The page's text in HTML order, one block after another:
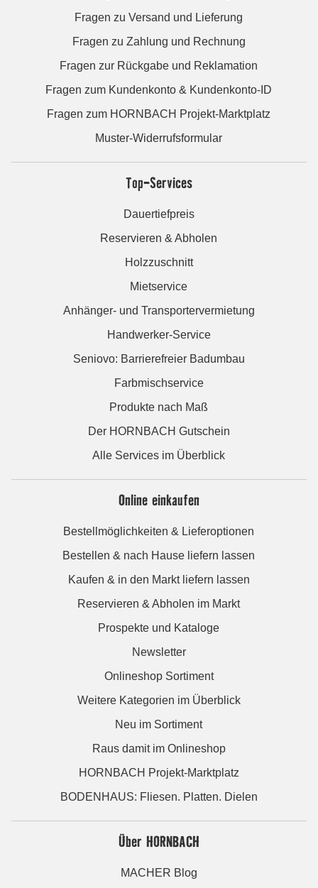
Fragen zu Versand und Lieferung
Fragen zu Zahlung und Rechnung
Fragen zur Rückgabe und Reklamation
Fragen zum Kundenkonto & Kundenkonto-ID
Fragen zum HORNBACH Projekt-Marktplatz
Muster-Widerrufsformular
Top-Services
Dauertiefpreis
Reservieren & Abholen
Holzzuschnitt
Mietservice
Anhänger- und Transportervermietung
Handwerker-Service
Seniovo: Barrierefreier Badumbau
Farbmischservice
Produkte nach Maß
Der HORNBACH Gutschein
Alle Services im Überblick
Online einkaufen
Bestellmöglichkeiten & Lieferoptionen
Bestellen & nach Hause liefern lassen
Kaufen & in den Markt liefern lassen
Reservieren & Abholen im Markt
Prospekte und Kataloge
Newsletter
Onlineshop Sortiment
Weitere Kategorien im Überblick
Neu im Sortiment
Raus damit im Onlineshop
HORNBACH Projekt-Marktplatz
BODENHAUS: Fliesen. Platten. Dielen
Über HORNBACH
MACHER Blog